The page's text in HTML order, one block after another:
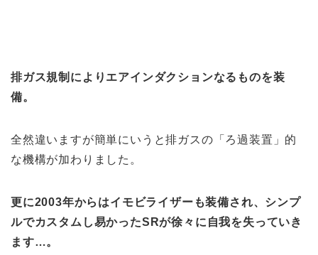
排ガス規制によりエアインダクションなるものを装
備。
全然違いますが簡単にいうと排ガスの「ろ過装置」的
な機構が加わりました。
更に2003年からはイモビライザーも装備され、シンプ
ルでカスタムし易かったSRが徐々に自我を失っていき
ます…。